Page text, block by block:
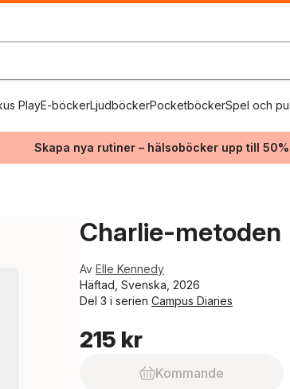
PlayE-böckerLjudböckerPocketböckerSpel och
Skapa nya rutiner – hälsoböcker upp till
Charlie-metoden
Av Elle Kennedy
Häftad, Svenska, 2026
Del 3 i serien Campus Diaries
215 kr
Kommande